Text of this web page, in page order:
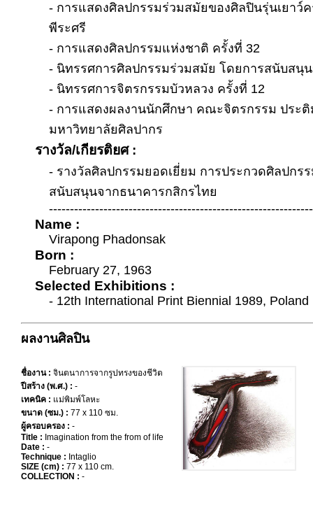
- การแสดงศิลปกรรมร่วมสมัยของศิลปินรุ่นเยาว์
พีระศรี
- การแสดงศิลปกรรมแห่งชาติ ครั้งที่ 32
- นิทรรศการศิลปกรรมร่วมสมัย โดยการสนับสนุ
- นิทรรศการจิตรกรรมบัวหลวง ครั้งที่ 12
- การแสดงผลงานนักศึกษา คณะจิตรกรรม ประ
มหาวิทยาลัยศิลปากร
รางวัล/เกียรติยศ :
- รางวัลศิลปกรรมยอดเยี่ยม การประกวดศิลปกร
สนับสนุนจากธนาคารกสิกรไทย
Name :
Virapong Phadonsak
Born :
February 27, 1963
Selected Exhibitions :
- 12th International Print Biennial 1989, Poland
ผลงานศิลปิน
ชื่องาน : จินตนาการจากรูปทรงของชีวิต
ปีสร้าง (พ.ศ.) : -
เทคนิค : แม่พิมพ์โลหะ
ขนาด (ซม.) : 77 x 110 ซม.
ผู้ครอบครอง : -
Title : Imagination from the from of life
Date : -
Technique : Intaglio
SIZE (cm) : 77 x 110 cm.
COLLECTION : -